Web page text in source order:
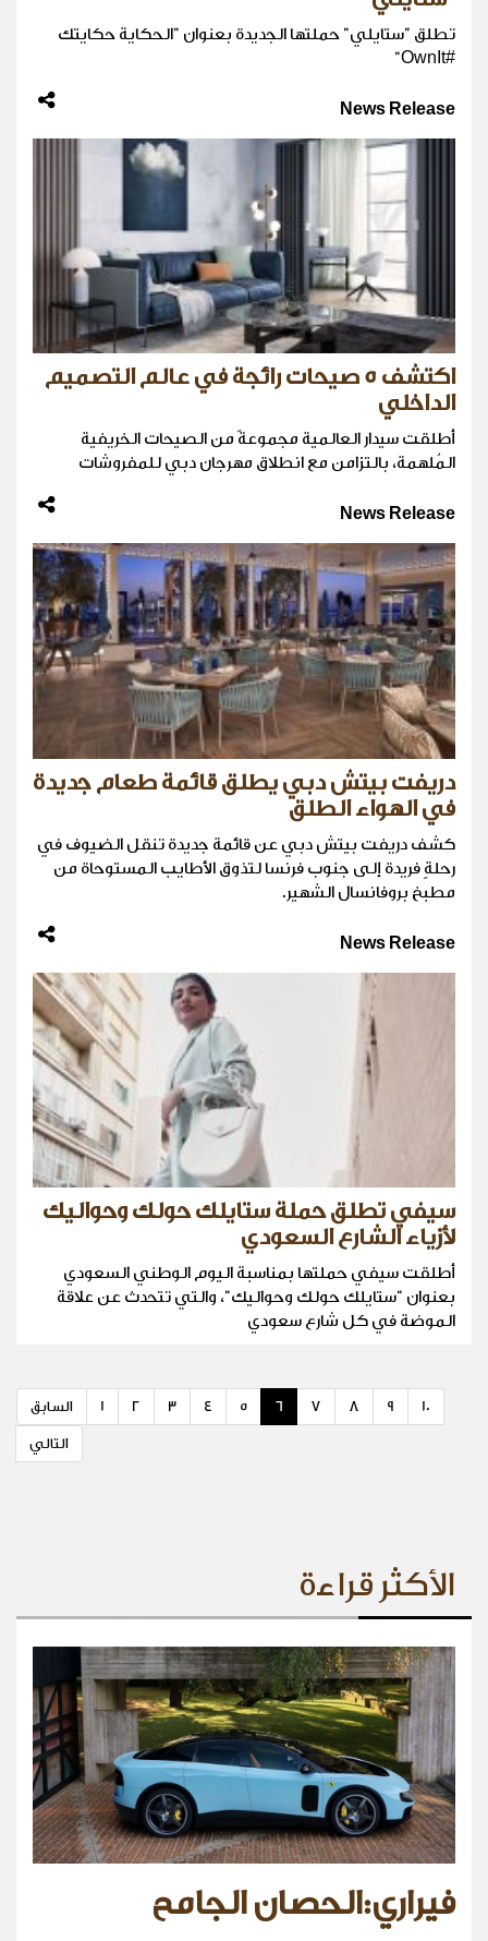
تطلق "ستايلي" حملتها الجديدة بعنوان "الحكاية حكايتك
#OwnIt"
News Release
اكتشف 5 صيحات رائجة في عالم التصميم
الداخلي
أطلقت سيدار العالمية مجموعةً من الصيحات الخريفية
المُلهمة، بالتزامن مع انطلاق مهرجان دبي للمفروشات
News Release
دريفت بيتش دبي يطلق قائمة طعام جديدة
في الهواء الطلق
كشف دريفت بيتش دبي عن قائمة جديدة تنقل الضيوف في
رحلةٍ فريدة إلى جنوب فرنسا لتذوق الأطايب المستوحاة من
مطبخ بروفانسال الشهير.
News Release
سيفي تطلق حملة ستايلك حولك وحواليك
لأزياء الشارع السعودي
أطلقت سيفي حملتها بمناسبة اليوم الوطني السعودي
بعنوان "ستايلك حولك وحواليك"، والتي تتحدث عن علاقة
الموضة في كل شارع سعودي
السابق 1 2 3 4 5 6 7 8 9 10
التالي
الأكثر قراءة
فيراري:الحصان الجامح